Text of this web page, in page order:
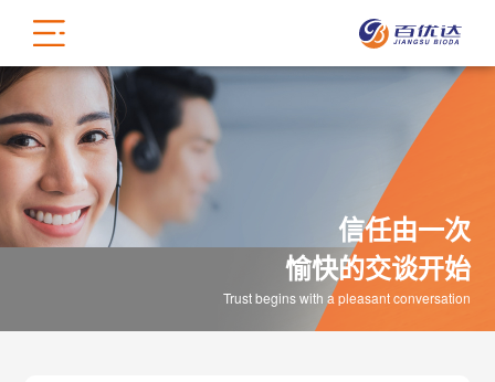
信任由一次
愉快的交谈开始
Trust begins with a pleasant conversation